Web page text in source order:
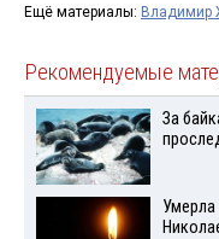
Ещё материалы: Владимир
Рекомендуемые
За